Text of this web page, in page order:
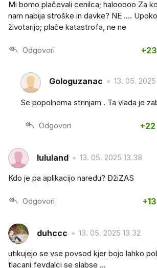
Mi bomo plačevali cenilca; halooooo Za
nam nabija stroške in davke? NE ....
životarijo; plače katastrofa, ne ne
Odgovori +23
Gologuzanac 13. 05.
Se popolnoma strinjam . Ta vlada je
Odgovori +22
lululand 13. 05. 2025 13.38
Kdo je pa aplikacijo naredu? ĐžiZAS
Odgovori +13
duhccc 13. 05. 2025 13.32
utikujejo se vse povsod kjer bojo lahko
tlacani fevdalci se slabse ...